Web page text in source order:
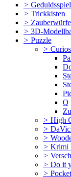
>
> Trickkisten
>
> 3D-
> Puzzle
>
Q
> High
>
>
> Krimi
>
> Do it
>